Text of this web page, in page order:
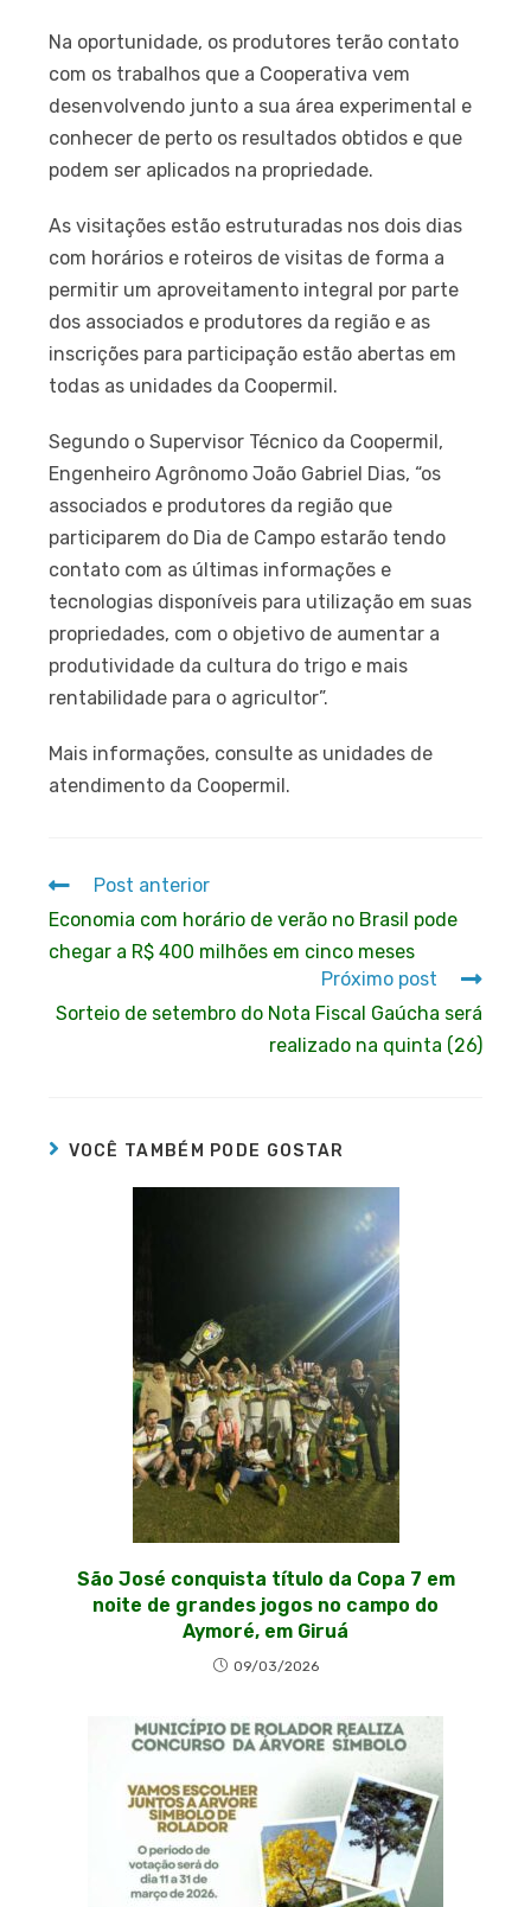
Na oportunidade, os produtores terão contato
com os trabalhos que a Cooperativa vem
desenvolvendo junto a sua área experimental e
conhecer de perto os resultados obtidos e que
podem ser aplicados na propriedade.
As visitações estão estruturadas nos dois dias
com horários e roteiros de visitas de forma a
permitir um aproveitamento integral por parte
dos associados e produtores da região e as
inscrições para participação estão abertas em
todas as unidades da Coopermil.
Segundo o Supervisor Técnico da Coopermil,
Engenheiro Agrônomo João Gabriel Dias, “os
associados e produtores da região que
participarem do Dia de Campo estarão tendo
contato com as últimas informações e
tecnologias disponíveis para utilização em suas
propriedades, com o objetivo de aumentar a
produtividade da cultura do trigo e mais
rentabilidade para o agricultor”.
Mais informações, consulte as unidades de
atendimento da Coopermil.
Post anterior
Economia com horário de verão no Brasil pode
chegar a R$ 400 milhões em cinco meses
Próximo post
Sorteio de setembro do Nota Fiscal Gaúcha será
realizado na quinta (26)
VOCÊ TAMBÉM PODE GOSTAR
São José conquista título da Copa 7 em
noite de grandes jogos no campo do
Aymoré, em Giruá
09/03/2026